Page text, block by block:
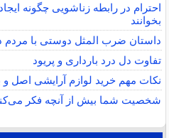
احترام در رابطه زناشویی چگونه
بخوانند
داستان ضرب المثل دوستی با مردم
تفاوت دل درد بارداری و پریود
نکات مهم خرید لوازم آرایشی اصل و
شخصیت شما بیش از آنچه فکر